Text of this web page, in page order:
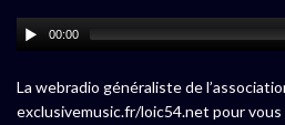
00:00
La webradio généraliste de
exclusivemusic.fr/loic54.net pour